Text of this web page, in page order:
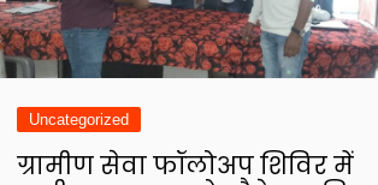
Uncategorized
ग्रामीण सेवा फॉलोअप शिविर में